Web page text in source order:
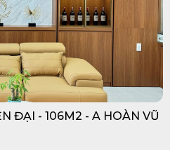
ĐẠI - 106M2 - A HOÀN VŨ